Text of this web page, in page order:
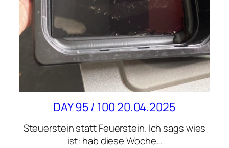
DAY 95 / 100 20.04.2025
Steuerstein statt Feuerstein. Ich sags wies
ist: hab diese Woche…